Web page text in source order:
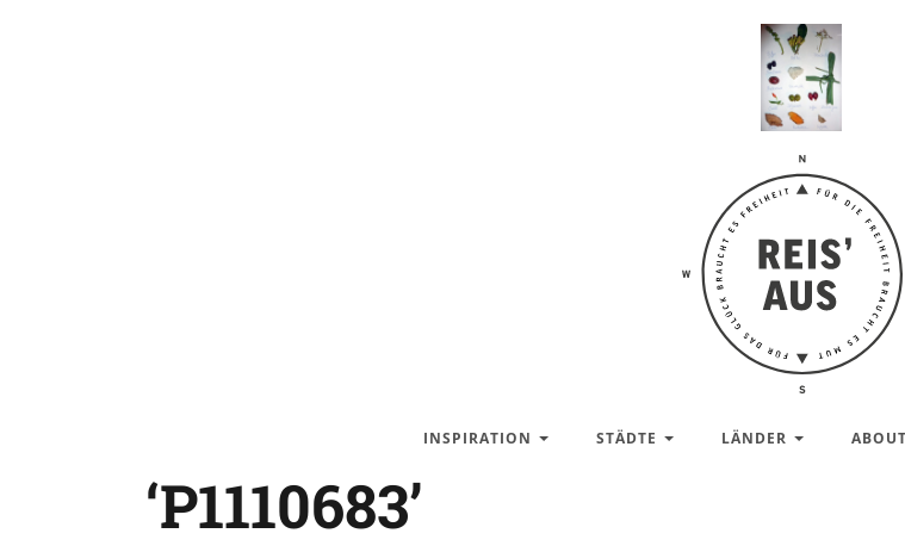
Reis'
aus –
INSPIRATION STÄDTE LÄNDER
‘P1110683’